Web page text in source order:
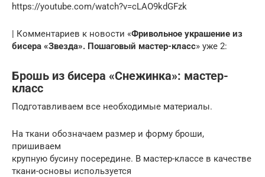
https://youtube.com/watch?v=cLAO9kdGFzk
| Комментариев к новости «Фривольное украшение из
бисера «Звезда». Пошаговый мастер-класс» уже 2:
Брошь из бисера «Снежинка»: мастер-
класс
Подготавливаем все необходимые материалы.
На ткани обозначаем размер и форму броши,
пришиваем
крупную бусину посередине. В мастер-классе в качестве
ткани-основы используется